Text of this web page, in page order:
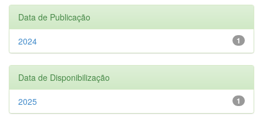
Data de Publicação
1
2024
Data de Disponibilização
1
2025